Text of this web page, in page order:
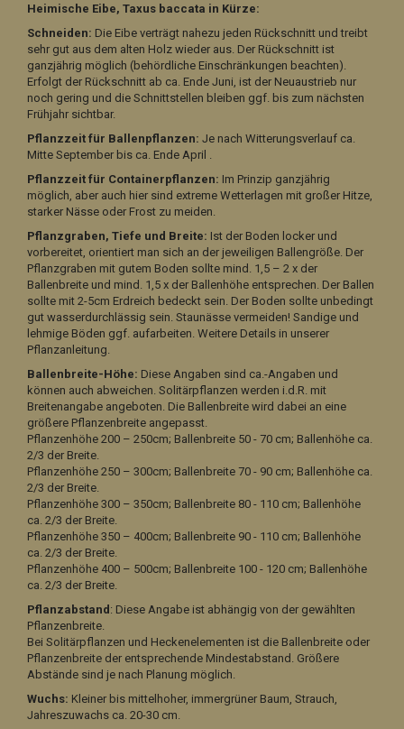
Heimische Eibe, Taxus baccata in Kürze:
Schneiden: Die Eibe verträgt nahezu jeden Rückschnitt und treibt
sehr gut aus dem alten Holz wieder aus. Der Rückschnitt ist
ganzjährig möglich (behördliche Einschränkungen beachten).
Erfolgt der Rückschnitt ab ca. Ende Juni, ist der Neuaustrieb nur
noch gering und die Schnittstellen bleiben ggf. bis zum nächsten
Frühjahr sichtbar.
Pflanzzeit für Ballenpflanzen: Je nach Witterungsverlauf ca.
Mitte September bis ca. Ende April .
Pflanzzeit für Containerpflanzen: Im Prinzip ganzjährig
möglich, aber auch hier sind extreme Wetterlagen mit großer Hitze,
starker Nässe oder Frost zu meiden.
Pflanzgraben, Tiefe und Breite: Ist der Boden locker und
vorbereitet, orientiert man sich an der jeweiligen Ballengröße. Der
Pflanzgraben mit gutem Boden sollte mind. 1,5 – 2 x der
Ballenbreite und mind. 1,5 x der Ballenhöhe entsprechen. Der Ballen
sollte mit 2-5cm Erdreich bedeckt sein. Der Boden sollte unbedingt
gut wasserdurchlässig sein. Staunässe vermeiden! Sandige und
lehmige Böden ggf. aufarbeiten. Weitere Details in unserer
Pflanzanleitung.
Ballenbreite-Höhe: Diese Angaben sind ca.-Angaben und
können auch abweichen. Solitärpflanzen werden i.d.R. mit
Breitenangabe angeboten. Die Ballenbreite wird dabei an eine
größere Pflanzenbreite angepasst.
Pflanzenhöhe 200 – 250cm; Ballenbreite 50 - 70 cm; Ballenhöhe ca.
2/3 der Breite.
Pflanzenhöhe 250 – 300cm; Ballenbreite 70 - 90 cm; Ballenhöhe ca.
2/3 der Breite.
Pflanzenhöhe 300 – 350cm; Ballenbreite 80 - 110 cm; Ballenhöhe
ca. 2/3 der Breite.
Pflanzenhöhe 350 – 400cm; Ballenbreite 90 - 110 cm; Ballenhöhe
ca. 2/3 der Breite.
Pflanzenhöhe 400 – 500cm; Ballenbreite 100 - 120 cm; Ballenhöhe
ca. 2/3 der Breite.
Pflanzabstand: Diese Angabe ist abhängig von der gewählten
Pflanzenbreite.
Bei Solitärpflanzen und Heckenelementen ist die Ballenbreite oder
Pflanzenbreite der entsprechende Mindestabstand. Größere
Abstände sind je nach Planung möglich.
Wuchs: Kleiner bis mittelhoher, immergrüner Baum, Strauch,
Jahreszuwachs ca. 20-30 cm.